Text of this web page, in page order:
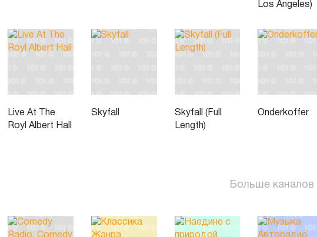
Los Angeles)
Live At The
Royl Albert Hall
Skyfall
Skyfall (Full
Length)
Onderkoffer
Больше каналов